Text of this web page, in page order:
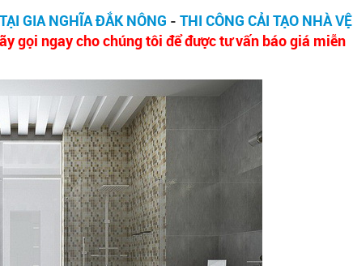
GIA NGHĨA ĐẮK NÔNG - THI CÔNG CẢI TẠO NHÀ VỆ
gọi ngay cho chúng tôi để được tư vấn báo giá miễn